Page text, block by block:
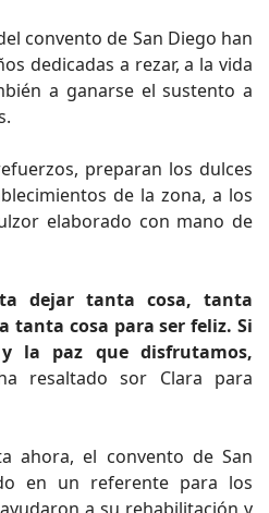
convento de San Diego han
dedicadas a rezar, a la vida
a ganarse el sustento a
preparan los dulces
de la zona, a los
elaborado con mano de
dejar tanta cosa, tanta
tanta cosa para ser feliz. Si
la paz que disfrutamos,
resaltado sor Clara para
ahora, el convento de San
en un referente para los